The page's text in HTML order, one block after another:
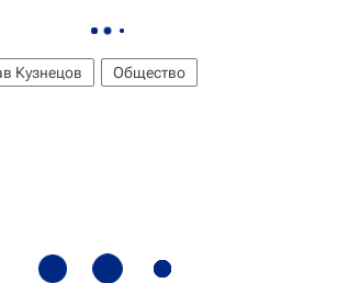
Кузнецов Общество